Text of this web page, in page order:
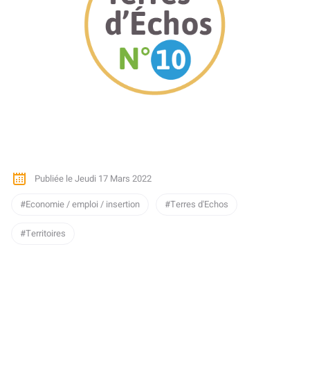
Publiée le Jeudi 17 Mars 2022
Economie / emploi / insertion
Terres d'Echos
Territoires